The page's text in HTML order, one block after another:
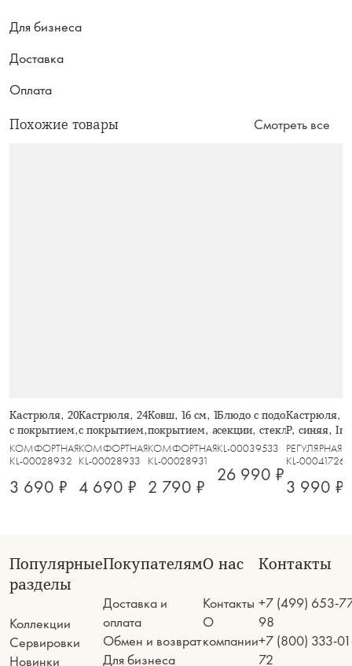
Для бизнеса
Доставка
Оплата
Похожие товары Смотреть все
Кастрюля, 20 см, 2,3 л, с крышкой,
с покрытием, алюминий, серо-
черная, Robust
КОМФОРТНАЯ КУХНЯ
KL-00028932
3 690 ₽
Кастрюля, 24 см, 3,9 л, с крышкой,
с покрытием, алюминий, серо-
черная, Robust
КОМФОРТНАЯ КУХНЯ
KL-00028933
4 690 ₽
Ковш, 16 см, 1,3 л, с крышкой, с
покрытием, алюминий, серо-
черный, Robust
КОМФОРТНАЯ КУХНЯ
KL-00028931
2 790 ₽
Блюдо с подогревом,
секции, стекло Т/сталь,
KL-00039533
26 990 ₽
Кастрюля,
P, синяя,
РЕГУЛЯРНАЯ
KL-00041726
3 990 ₽
Популярные
разделы
Коллекции
Сервировки
Новинки
Покупателям
Доставка и
оплата
Обмен и возврат
Для бизнеса
О нас
Контакты
О
компании
Контакты
+7 (499) 653-
98
+7 (800) 333-
72